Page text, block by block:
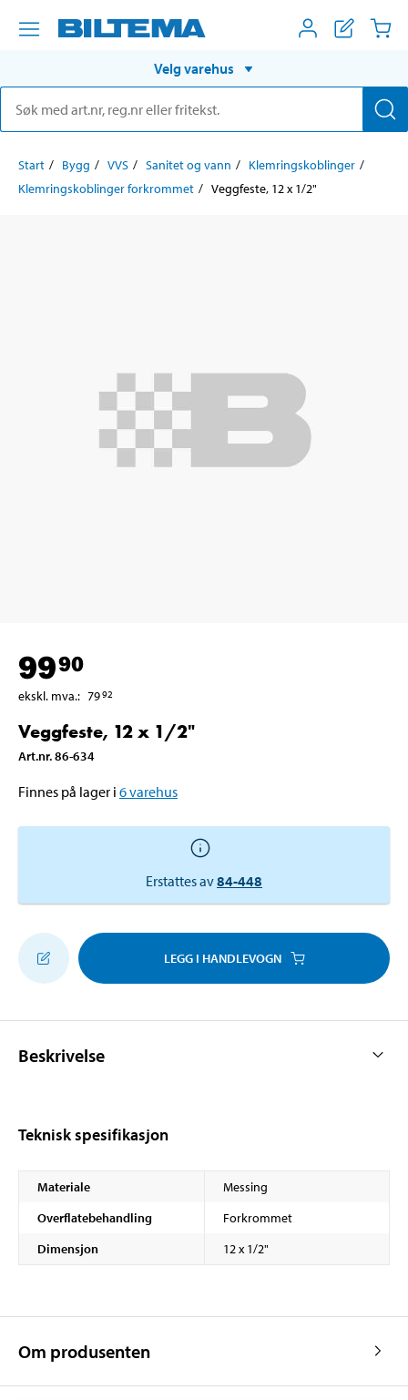
Velg varehus
Start Bygg VVS Sanitet og vann
Klemringskoblinger
Klemringskoblinger forkrommet
Veggfeste, 12 x 1/2"
9990
ekskl. mva.: 7992
Veggfeste, 12 x 1/2"
Art.nr.86-634
Finnes på lager i 6varehus
Erstattes av84-448
LEGG I HANDLEVOGN
Beskrivelse
Teknisk spesifikasjon
Materiale
Messing
Overflatebehandling
Forkrommet
Dimensjon
12 x 1/2"
Om produsenten